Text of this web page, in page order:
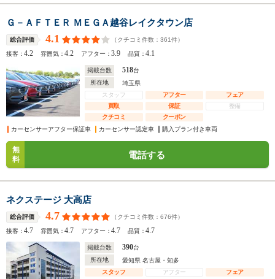
Ｇ－ＡＦＴＥＲ ＭＥＧＡ越谷レイクタウン店
総合評価 4.1 （クチコミ件数： 361件）
接客：4.2 雰囲気：4.2 アフター：3.9 品質：4.1
掲載台数 518台
所在地
埼玉県
スタッフ
アフター
フェア
買取
保証
整備
クチコミ
クーポン
カーセンサーアフター保証車
カーセンサー認定車 購入プラン付き車両
無
料
電話する
ネクステージ 大高店
総合評価 4.7 （クチコミ件数： 676件）
接客：4.7 雰囲気：4.7 アフター：4.7 品質：4.7
掲載台数 390台
所在地
愛知県 名古屋・知多
スタッフ
アフター
フェア